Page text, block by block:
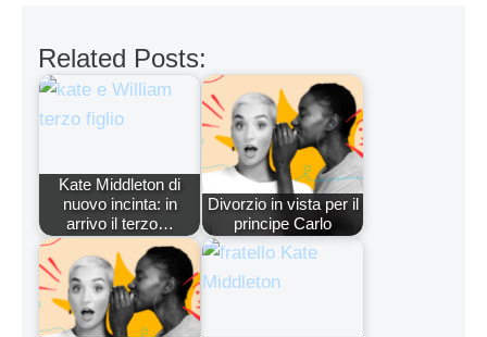
Related Posts:
Kate Middleton di
nuovo incinta: in
arrivo il terzo…
Divorzio in vista per il
principe Carlo